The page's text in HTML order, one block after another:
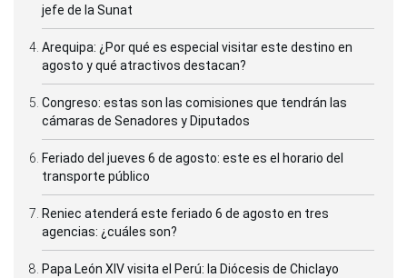
jefe de la Sunat
Arequipa: ¿Por qué es especial visitar este destino en
agosto y qué atractivos destacan?
Congreso: estas son las comisiones que tendrán las
cámaras de Senadores y Diputados
Feriado del jueves 6 de agosto: este es el horario del
transporte público
Reniec atenderá este feriado 6 de agosto en tres
agencias: ¿cuáles son?
Papa León XIV visita el Perú: la Diócesis de Chiclayo